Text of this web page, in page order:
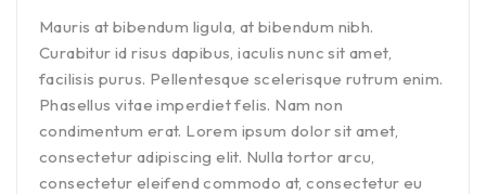
Mauris at bibendum ligula, at bibendum nibh.
Curabitur id risus dapibus, iaculis nunc sit amet,
facilisis purus. Pellentesque scelerisque rutrum enim.
Phasellus vitae imperdiet felis. Nam non
condimentum erat. Lorem ipsum dolor sit amet,
consectetur adipiscing elit. Nulla tortor arcu,
consectetur eleifend commodo at, consectetur eu